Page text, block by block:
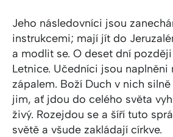
Jeho následovníci jsou
instrukcemi; mají jít do
a modlit se. O deset dní
Letnice. Učedníci jsou naplněni
zápalem. Boží Duch v nich
jim, ať jdou do celého světa
živý. Rozejdou se a šíří tuto
světě a všude zakládají církve.